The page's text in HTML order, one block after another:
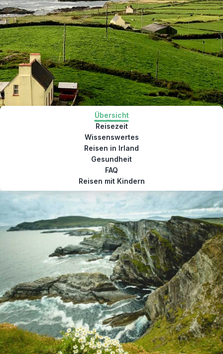
Übersicht
Reisezeit
Wissenswertes
Reisen in Irland
Gesundheit
FAQ
Reisen mit Kindern